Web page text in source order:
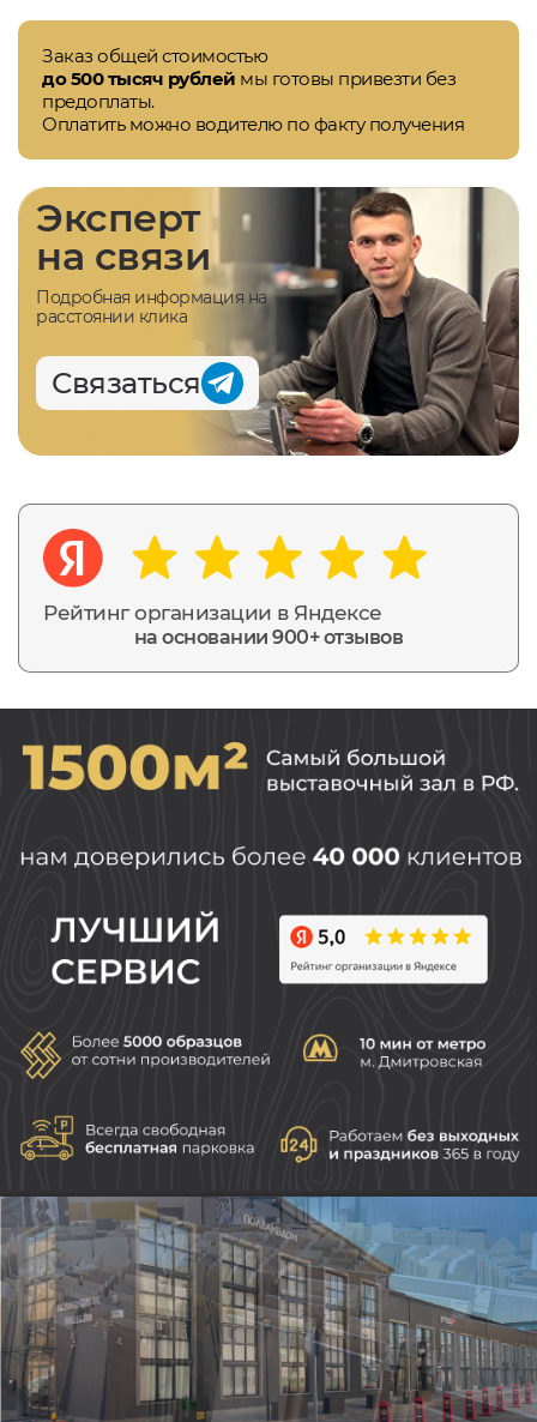
Заказ общей стоимостью
до 500 тысяч рублей мы готовы привезти без
предоплаты.
Оплатить можно водителю по факту получения
Рейтинг организации в Яндексе
на основании 900+ отзывов
Эксперт
на связи
Подробная информация на
расстоянии клика
Связаться